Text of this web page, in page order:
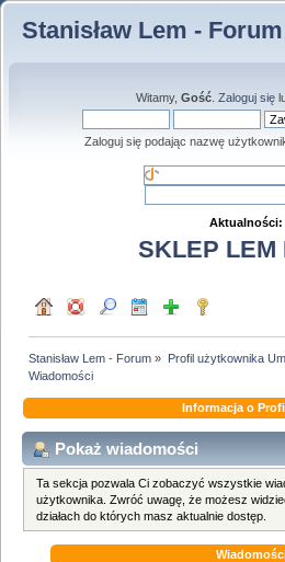
Stanisław Lem - Forum
Witamy, Gość. Zaloguj się
Zaloguj się podając nazwę
Aktualności:
SKLEP LEM
Stanisław Lem - Forum » Profil użytkownika
Wiadomości
Informacja o
Pokaż wiadomości
Ta sekcja pozwala Ci zobaczyć wszystkie
użytkownika. Zwróć uwagę, że możesz
działach do których masz aktualnie dostęp.